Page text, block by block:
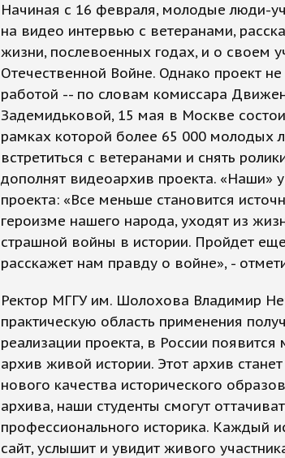
Начиная с 16 февраля, молодые люди-
на видео интервью с ветеранами,
жизни, послевоенных годах, и о своем
Отечественной Войне. Однако проект
работой -- по словам комиссара
Задемидьковой, 15 мая в Москве
рамках которой более 65 000 молодых
встретиться с ветеранами и снять
дополнят видеоархив проекта. «Наши»
проекта: «Все меньше становится
героизме нашего народа, уходят из
страшной войны в истории. Пройдет
расскажет нам правду о войне», -
Ректор МГГУ им. Шолохова Владимир
практическую область применения
реализации проекта, в России
архив живой истории. Этот архив
нового качества исторического
архива, наши студенты смогут
профессионального историка. Каждый
сайт, услышит и увидит живого